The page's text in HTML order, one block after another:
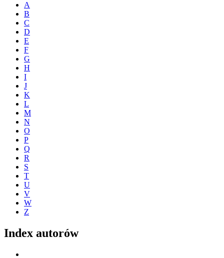
A
B
C
D
E
F
G
H
I
J
K
L
M
N
O
P
Q
R
S
T
U
V
W
Z
Index autorów